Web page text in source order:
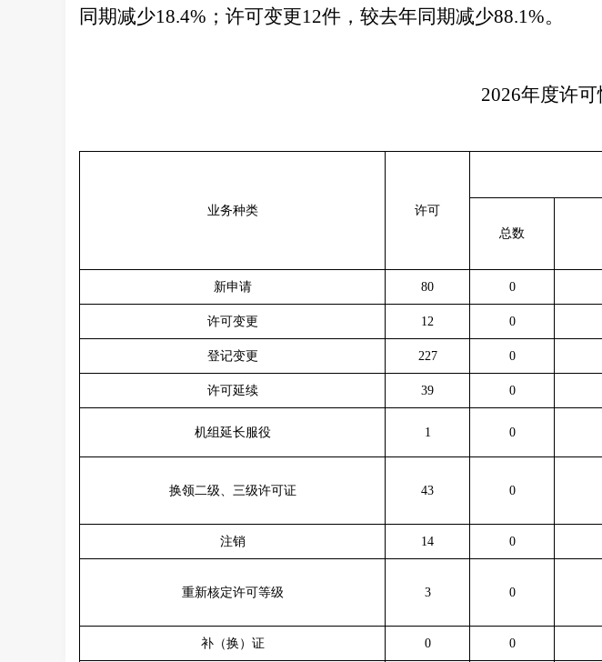
同期减少18.4% ；许可变更12件，较去年同期减少88.1%。
2026年度许
业务种类 许可
总数
新申请 80 0
许可变更 12 0
登记变更 227 0
许可延续 39 0
机组延长服役 1 0
换领二级、三级许可证 43 0
注销 14 0
重新核定许可等级 3 0
补（换）证 0 0